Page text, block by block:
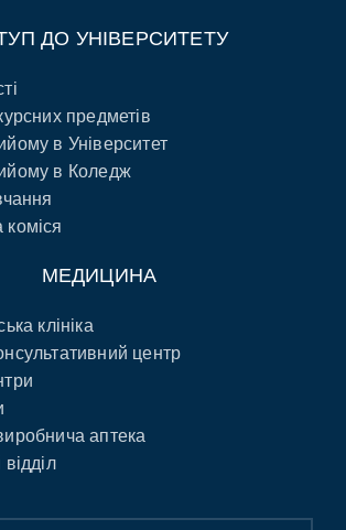
ДО УНІВЕРСИТЕТУ
предметів
в Університет
в Коледж
МЕДИЦИНА
клініка
центр
аптека